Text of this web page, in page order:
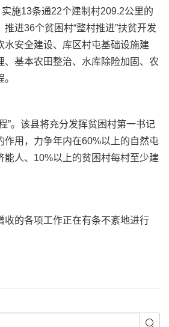
施13条通22个建制村209.2公里的
进36个贫困村“整村推进”扶贫开发
水安全建设、库区村屯基础设施建
、基本农田整治、水库除险加固、农
。该县将充分发挥贫困村第一书记
作用，力争年内在60%以上的自然屯
能人、10%以上的贫困村每村至少建
的各项工作正在有条不紊地进行